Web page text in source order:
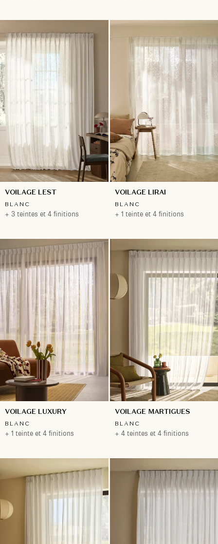
VOILAGE LEST
BLANC
+ 3 teintes et 4 finitions
VOILAGE LIRAI
BLANC
+ 1 teinte et 4 finitions
VOILAGE LUXURY
BLANC
+ 1 teinte et 4 finitions
VOILAGE MARTIGUES
BLANC
+ 4 teintes et 4 finitions